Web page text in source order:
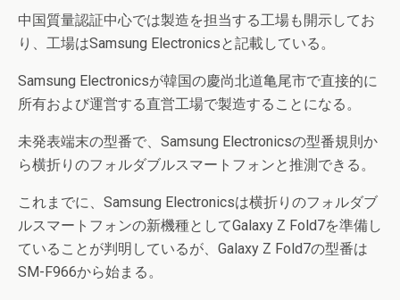
中国質量認証中心では製造を担当する工場も開示してお
り、工場はSamsung Electronicsと記載している。
Samsung Electronicsが韓国の慶尚北道亀尾市で直接的に
所有および運営する直営工場で製造することになる。
未発表端末の型番で、Samsung Electronicsの型番規則か
ら横折りのフォルダブルスマートフォンと推測できる。
これまでに、Samsung Electronicsは横折りのフォルダブ
ルスマートフォンの新機種としてGalaxy Z Fold7を準備し
ていることが判明しているが、Galaxy Z Fold7の型番は
SM-F966から始まる。